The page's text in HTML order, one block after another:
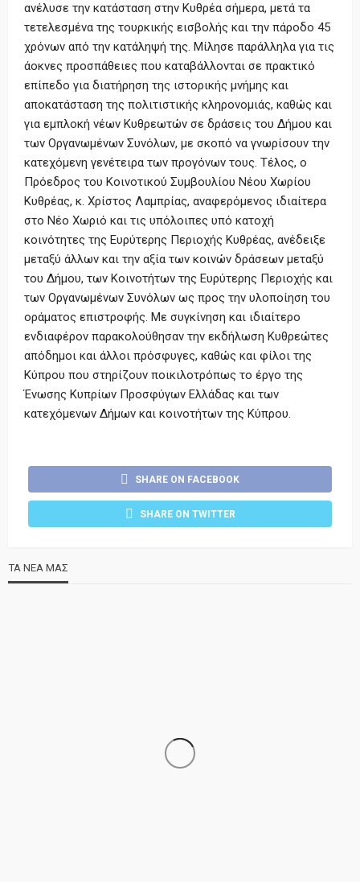
ανέλυσε την κατάσταση στην Κυθρέα σήμερα, μετά τα
τετελεσμένα της τουρκικής εισβολής και την πάροδο 45
χρόνων από την κατάληψή της. Μίλησε παράλληλα για τις
άοκνες προσπάθειες που καταβάλλονται σε πρακτικό
επίπεδο για διατήρηση της ιστορικής μνήμης και
αποκατάσταση της πολιτιστικής κληρονομιάς, καθώς και
για εμπλοκή νέων Κυθρεωτών σε δράσεις του Δήμου και
των Οργανωμένων Συνόλων, με σκοπό να γνωρίσουν την
κατεχόμενη γενέτειρα των προγόνων τους. Τέλος, ο
Πρόεδρος του Κοινοτικού Συμβουλίου Νέου Χωρίου
Κυθρέας, κ. Χρίστος Λαμπρίας, αναφερόμενος ιδιαίτερα
στο Νέο Χωριό και τις υπόλοιπες υπό κατοχή
κοινότητες της Ευρύτερης Περιοχής Κυθρέας, ανέδειξε
μεταξύ άλλων και την αξία των κοινών δράσεων μεταξύ
του Δήμου, των Κοινοτήτων της Ευρύτερης Περιοχής και
των Οργανωμένων Συνόλων ως προς την υλοποίηση του
οράματος επιστροφής. Με συγκίνηση και ιδιαίτερο
ενδιαφέρον παρακολούθησαν την εκδήλωση Κυθρεώτες
απόδημοι και άλλοι πρόσφυγες, καθώς και φίλοι της
Κύπρου που στηρίζουν ποικιλοτρόπως το έργο της
Ένωσης Κυπρίων Προσφύγων Ελλάδας και των
κατεχόμενων Δήμων και κοινοτήτων της Κύπρου.
SHARE ON FACEBOOK
SHARE ON TWITTER
ΤΑ ΝΕΑ ΜΑΣ